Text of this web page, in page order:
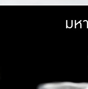
มห